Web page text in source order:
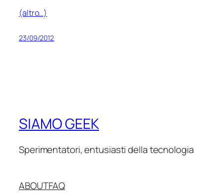
(altro…)
23/09/2012
SIAMO GEEK
Sperimentatori, entusiasti della tecnologia
ABOUTFAQ